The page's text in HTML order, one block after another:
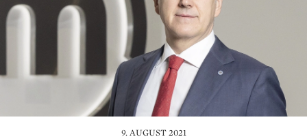
9. AUGUST 2021